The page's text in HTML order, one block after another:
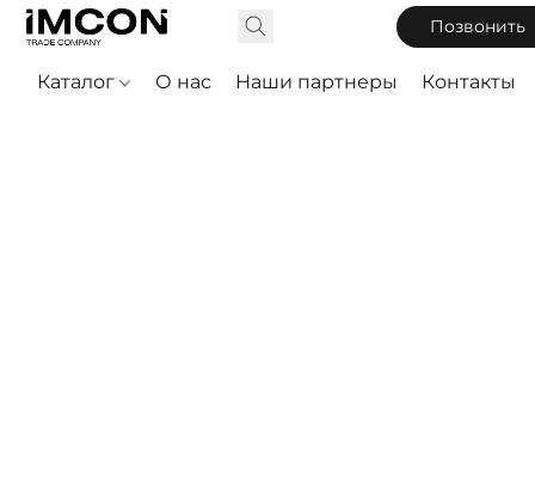
Позвонить
Каталог О нас Наши партнеры Контакты